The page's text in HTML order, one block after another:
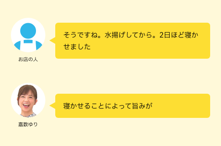
お店の人
そうですね。水揚げしてから。2日ほど寝か
せました
嘉数ゆり
寝かせることによって旨みが